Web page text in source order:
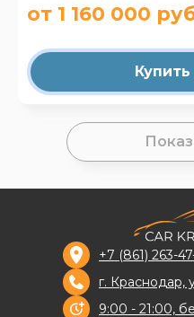
от 1 160 000
+7 (861) 263-
г. Краснодар,
9:00 - 21:00,